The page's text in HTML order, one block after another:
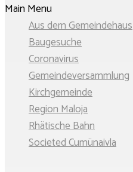
Main Menu
Aus dem Gemeindehaus
Baugesuche
Coronavirus
Gemeinde­­versammlung
Kirchgemeinde
Region Maloja
Rhätische Bahn
Societed Cumünaivla